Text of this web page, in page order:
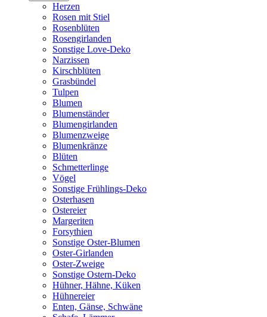
Herzen
Rosen mit Stiel
Rosenblüten
Rosengirlanden
Sonstige Love-Deko
Narzissen
Kirschblüten
Grasbündel
Tulpen
Blumen
Blumenständer
Blumengirlanden
Blumenzweige
Blumenkränze
Blüten
Schmetterlinge
Vögel
Sonstige Frühlings-Deko
Osterhasen
Ostereier
Margeriten
Forsythien
Sonstige Oster-Blumen
Oster-Girlanden
Oster-Zweige
Sonstige Ostern-Deko
Hühner, Hähne, Küken
Hühnereier
Enten, Gänse, Schwäne